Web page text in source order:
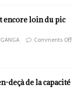
encore loin du pic
Comments Off
deçà de la capacité